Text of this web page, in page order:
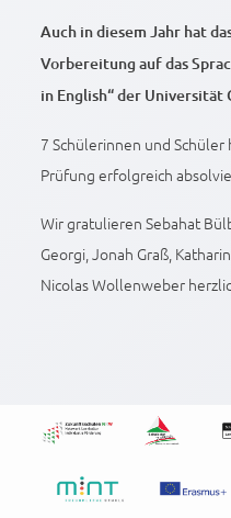
Auch in diesem Jahr hat
Vorbereitung auf das
in English“ der Universität
7 Schülerinnen und
Prüfung erfolgreich
Wir gratulieren Sebahat
Georgi, Jonah Graß,
Nicolas Wollenweber